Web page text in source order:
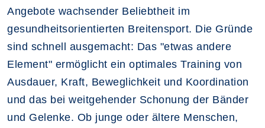
Angebote wachsender Beliebtheit im
gesundheitsorientierten Breitensport. Die Gründe
sind schnell ausgemacht: Das "etwas andere
Element" ermöglicht ein optimales Training von
Ausdauer, Kraft, Beweglichkeit und Koordination
und das bei weitgehender Schonung der Bänder
und Gelenke. Ob junge oder ältere Menschen,